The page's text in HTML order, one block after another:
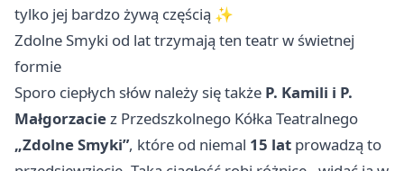
tylko jej bardzo żywą częścią ✨
Zdolne Smyki od lat trzymają ten teatr w świetnej
formie
Sporo ciepłych słów należy się także P. Kamili i P.
Małgorzaciez Przedszkolnego Kółka Teatralnego
„Zdolne Smyki”, które od niemal 15 lat prowadzą to